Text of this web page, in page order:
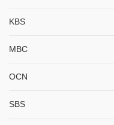
KBS
MBC
OCN
SBS